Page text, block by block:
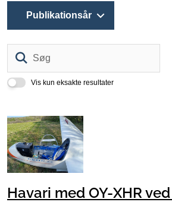
Vis kun eksakte resultater
Publikationsår
Havari med OY-XHR